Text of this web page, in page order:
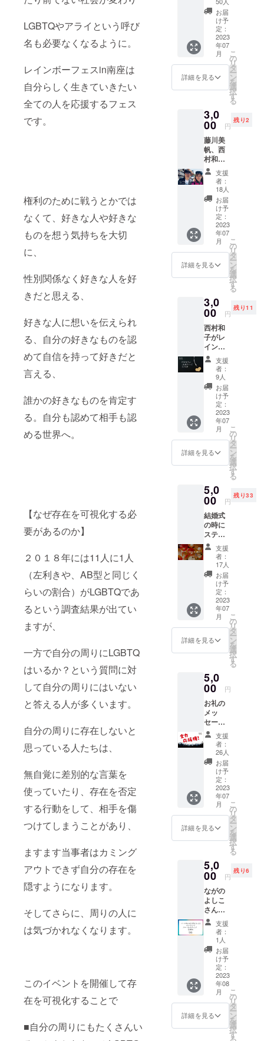
LGBTQやアライという呼び
名も必要なくなるように。
レインボーフェスin南座は
自分らしく生きていきたい
全ての人を応援するフェス
です。
権利のために戦うとかでは
なくて、好きな人や好きな
ものを想う気持ちを大切
に、
性別関係なく好きな人を好
きだと思える、
好きな人に想いを伝えられ
る、自分の好きなものを認
めて自信を持って好きだと
言える、
誰かの好きなものを肯定す
る。自分も認めて相手も認
める世界へ。
【なぜ存在を可視化する必
要があるのか】
２０１８年には11人に1人
（左利きや、AB型と同じく
らいの割合）がLGBTQであ
るという調査結果が出てい
ますが、
一方で自分の周りにLGBTQ
はいるか？という質問に対
して自分の周りにはいない
と答える人が多くいます。
自分の周りに存在しないと
思っている人たちは、
無自覚に差別的な言葉を
使っていたり、存在を否定
する行動をして、相手を傷
つけてしまうことがあり、
ますます当事者はカミング
アウトできず自分の存在を
隠すようになります。
そしてさらに、周りの人に
は気づかれなくなります。
このイベントを開催して存
在を可視化することで
■自分の周りにもたくさんい
たいあ
なたの
ために
身体と
心の土
台を育
てる
ワーク
です！
原則、
の統合
ワー
カー
山内美
佐」が
メ
ニュー
提供い
たしま
す。 都
合によ
り、近
隣の統
合ワー
カーさ
んと交
代して
メ
ニュー
る場合
があり
ます。
ご了承
下さ
い。
ます。
スポン
サー営
業、銀
行から
お金を
借りる
ラウド
ファン
戦する
時な
ど、実
績がな
い中で
もウェ
ブサイ
トがあ
るのと
無いの
では社
会的信
用が大
きく異
た新規
事業立
時に
は、お
金が潤
沢には
使えま
せん。
そう
いった
方に対
しても
ウェブ
サイト
をまず
持って
いただ
けるよ
うに
「相場
価格の3
下」の
価格に
設定し
お求め
やすく
してい
ます。
【連絡
方法】
オンラ
イン(オ
フライ
ンをご
希望の
方はお
問合せ
下さい)
クラウ
ドファ
ング終
了後、
ご入力
頂いた
メール
アドレ
ス宛に
制作の
進め方
など直
接やり
とりの
ため御
連絡先
をお伝
えしま
す。 こ
れまで
の制作
紹介
【制作
実績紹
介】 ・
白くま
ココロ
の相談
https://
shiroku
ma-
soudan
shitsu.s
tudio.sit
kawari
mon
たいと
思って
いる方
へ い
ざ、そ
の時の
為に
ファー
をして
おくチ
ケット
です。
採寸値
がある
と、ご
注文後
途中カ
タチを
確認す
る仮縫
いまで
はオン
ライン
で進め
る事が
は7月以
降、場
阪近郊
で購入
頂いた
方とご
相談 ※
日時の
調整な
ど直接
やりと
りして
いただ
くた
連絡先
を大西
しま
す。
ちをた
くさん
込めて
送りま
す！
お届
け予
定：
2023
年07
月
詳細を見る
こ
の
リ
タ
ー
ン
を
選
択
す
る
3,0
00 円
残り2
藤川美
帆、西
村和子
と一緒
にス
リー
ショッ
トを撮
る権
利。お
色直し
前の衣
装で写
真が撮
れるの
はこの
け！13
時半の
開場前
に集合
してい
ただき
一緒に
写真を
撮りま
す。遅
刻厳禁
です。
支援
者：
18人
お届
け予
定：
2023
年07
月
詳細を見る
こ
の
リ
タ
ー
ン
を
選
択
す
る
3,0
00 円
残り11
西村和
子がレ
イン
ボー
フェス
in南座
に向け
ての弱
音を吐
きま
す。
ズーム
で１時
間。
（１体
１では
ループ
で開催
しま
す）お
酒を飲
みなが
ら、お
茶を飲
みなが
らお話
を聞い
てくれ
る方、
一緒に
レイン
ボー
フェス
る方お
待ちし
ていま
す。
ズーム
候補日
は下記
からお
選びい
ただき
備考欄
にご記
入くだ
さい。
6/17（
土） 21
時 6/19
（日）
21時
支援
者：
9人
お届
け予
定：
2023
年07
月
詳細を見る
こ
の
リ
タ
ー
ン
を
選
択
す
る
5,0
00 円
残り33
結婚式
の時に
ステー
ジに飾
るセッ
トの傘
を奢る
権利。
（７月1
日レイ
ンボー
フェス
in南
座）お
礼の
メール
テージ
の写真
を送り
ます。
支援
者：
17人
お届
け予
定：
2023
年07
月
詳細を見る
こ
の
リ
タ
ー
ン
を
選
択
す
る
5,0
00 円
お礼の
メッ
セージ
にあり
がとう
の気持
ちをた
くさん
込めて
写真と
共に送
りま
す！
支援
者：
26人
お届
け予
定：
2023
年07
月
詳細を見る
こ
の
リ
タ
ー
ン
を
選
択
す
る
5,0
00 円
残り6
ながの
よしこ
さんの
オンラ
インク
ロー
ゼット
チェッ
クを受
けられ
ます。
※断捨
離〜手
持ちの
服着回
しご提
支援
者：
1人
お届
け予
定：
2023
年08
月
詳細を見る
こ
の
リ
タ
ー
ン
を
選
択
す
る